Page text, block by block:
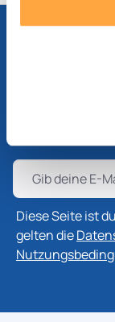
Abonnieren
Informationen
Diese Seite ist
gelten die